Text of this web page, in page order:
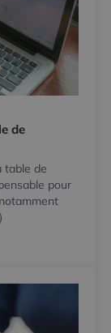
de
table de
pour